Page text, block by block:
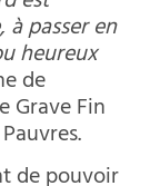
passer en
heureux
de
Grave Fin